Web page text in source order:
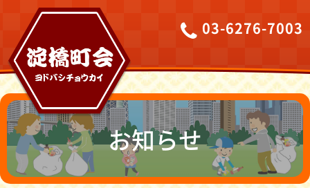
03-6276-7003
お知らせ